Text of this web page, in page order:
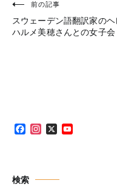
投
稿
シ
前の記事
スウェーデン語翻訳家のヘ
ハルメ美穂さんとの女子会
Facebook
Instagram
X
検索